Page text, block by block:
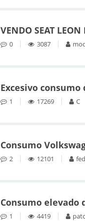
VENDO SEAT LEON
0 3087
Excesivo
1 17269 C
Consumo
2 12101
Consumo elevado
1 4419